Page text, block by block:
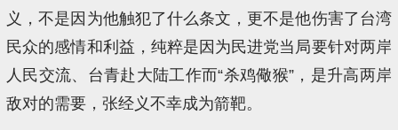
义，不是因为他触犯了什么条文，更不是他伤害了台湾
民众的感情和利益，纯粹是因为民进党当局要针对两岸
人民交流、台青赴大陆工作而“杀鸡儆猴”，是升高两岸
敌对的需要，张经义不幸成为箭靶。